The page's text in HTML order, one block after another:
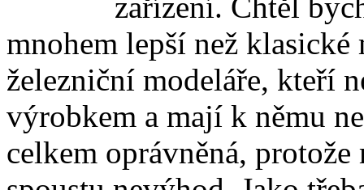
mnohem lepší než klasické
železniční modeláře, kteří
výrobkem a mají k němu
celkem oprávněná, protože